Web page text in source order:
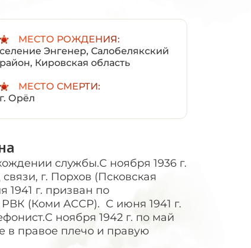
МЕСТО РОЖДЕНИЯ:
селение Энгенер, Салобелякский
район, Кировская область
МЕСТО СМЕРТИ:
г. Орёл
службы.С ноября 1936 г.
г. Порхов (Псковская
1941 г. призван по
(Коми АССР). С июня 1941 г.
ноября 1942 г. по май
в правое плечо и правую